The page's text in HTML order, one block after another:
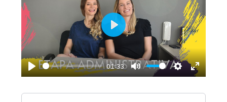
Play
01:33
Mute
Settings
Enter
Play